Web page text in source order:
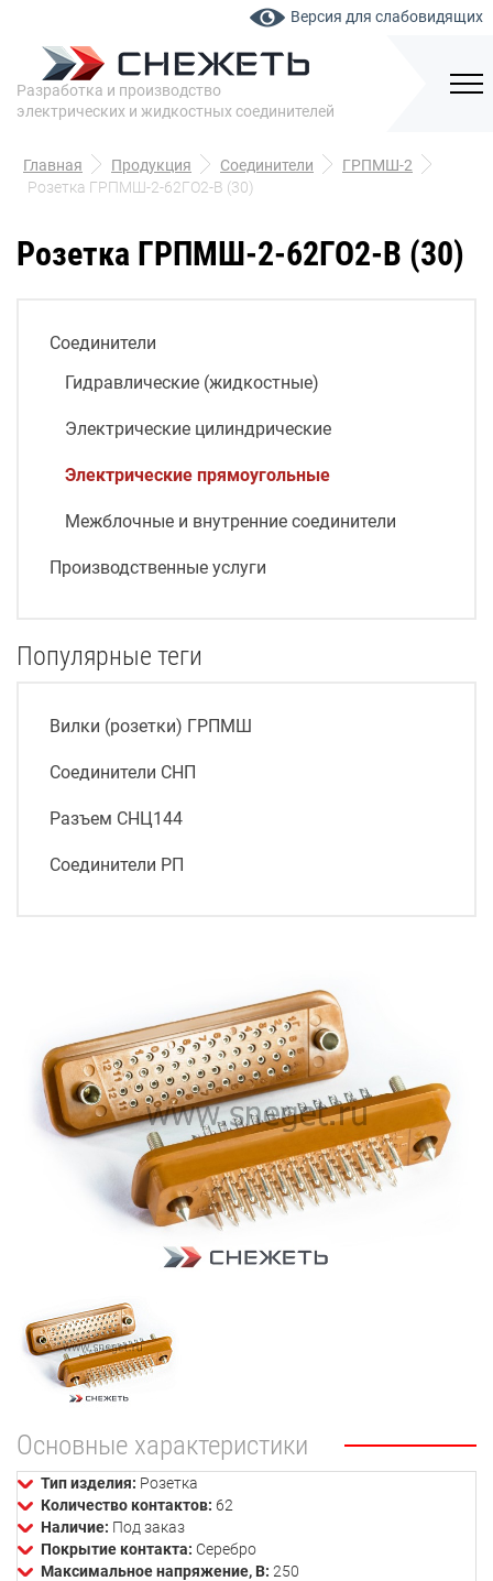
Версия для слабовидящих
Разработка и производство
электрических и жидкостных соединителей
Главная Продукция Соединители
ГРПМШ-2
Розетка ГРПМШ-2-62ГО2-В (30)
Розетка ГРПМШ-2-62ГО2-В (30)
Соединители
Гидравлические (жидкостные)
Электрические цилиндрические
Электрические прямоугольные
Межблочные и внутренние соединители
Производственные услуги
Популярные теги
Вилки (розетки) ГРПМШ
Соединители СНП
Разъем СНЦ144
Соединители РП
Основные характеристики
Тип изделия: Розетка
Количество контактов: 62
Наличие: Под заказ
Покрытие контакта: Серебро
Максимальное напряжение, В: 250